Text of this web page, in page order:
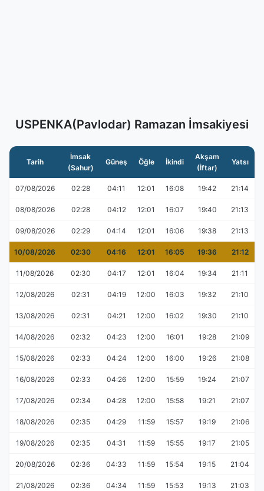
USPENKA(Pavlodar) Ramazan İmsakiyesi
Tarih
İmsak
(Sahur)
Güneş Öğle İkindi
Akşam
(İftar)
Yatsı
07/08/2026 02:28 04:11 12:01 16:08 19:42 21:14
08/08/2026 02:28 04:12 12:01 16:07 19:40 21:13
09/08/2026 02:29 04:14 12:01 16:06 19:38 21:13
10/08/2026 02:30 04:16 12:01 16:05 19:36 21:12
11/08/2026 02:30 04:17 12:01 16:04 19:34 21:11
12/08/2026 02:31 04:19 12:00 16:03 19:32 21:10
13/08/2026 02:31 04:21 12:00 16:02 19:30 21:10
14/08/2026 02:32 04:23 12:00 16:01 19:28 21:09
15/08/2026 02:33 04:24 12:00 16:00 19:26 21:08
16/08/2026 02:33 04:26 12:00 15:59 19:24 21:07
17/08/2026 02:34 04:28 12:00 15:58 19:21 21:07
18/08/2026 02:35 04:29 11:59 15:57 19:19 21:06
19/08/2026 02:35 04:31 11:59 15:55 19:17 21:05
20/08/2026 02:36 04:33 11:59 15:54 19:15 21:04
21/08/2026 02:36 04:34 11:59 15:53 19:13 21:03